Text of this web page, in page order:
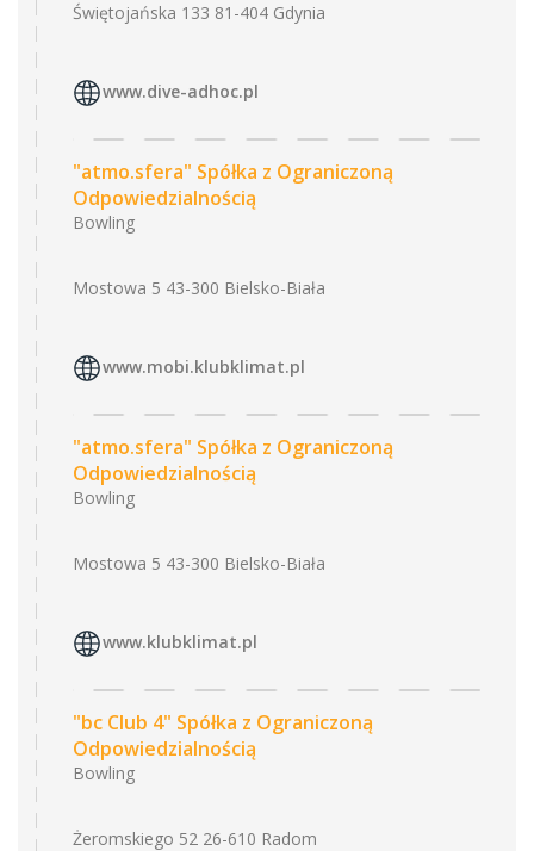
Świętojańska 133 81-404 Gdynia
www.dive-adhoc.pl
"atmo.sfera" Spółka z Ograniczoną
Odpowiedzialnością
Bowling
Mostowa 5 43-300 Bielsko-Biała
www.mobi.klubklimat.pl
"atmo.sfera" Spółka z Ograniczoną
Odpowiedzialnością
Bowling
Mostowa 5 43-300 Bielsko-Biała
www.klubklimat.pl
"bc Club 4" Spółka z Ograniczoną
Odpowiedzialnością
Bowling
Żeromskiego 52 26-610 Radom